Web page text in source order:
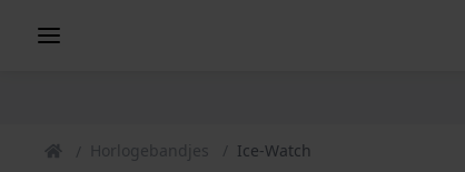
Horlogebandjes Ice-Watch